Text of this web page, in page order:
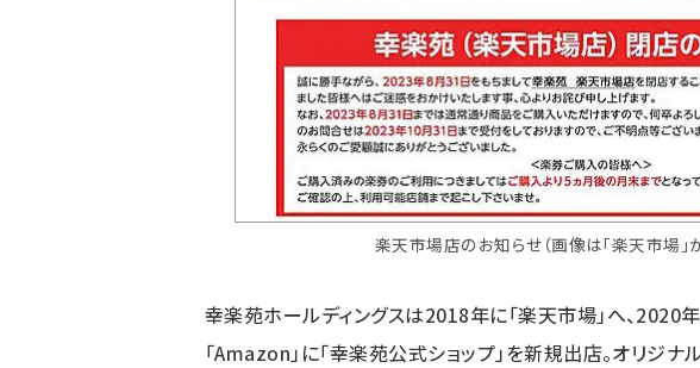
楽天市場店のお知らせ（画像は「楽天市場」
幸楽苑ホールディングスは2018年に「楽天市場」へ、2020
「Amazon」に「幸楽苑公式ショップ」を新規出店。オリジナ